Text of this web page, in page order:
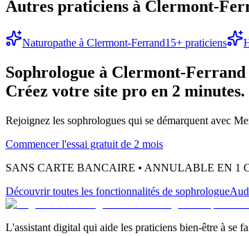
Autres praticiens à Clermont-
Naturopathe à Clermont-Ferrand15+ praticiens
Sophrologue à Clermont-Ferrand
Créez votre site pro en 2 minutes.
Rejoignez les sophrologues qui se démarquent avec
Commencer l'essai gratuit de 2 mois
SANS CARTE BANCAIRE • ANNULABLE EN 1
Découvrir toutes les fonctionnalités de sophrologue
L'assistant digital qui aide les praticiens bien-être à se